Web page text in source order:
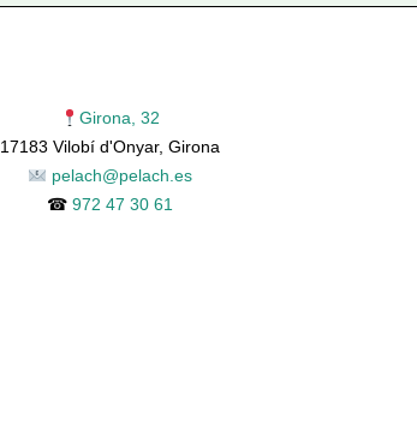
Girona, 32
17183 Vilobí d'Onyar, Girona
pelach@pelach.es
☎972 47 30 61